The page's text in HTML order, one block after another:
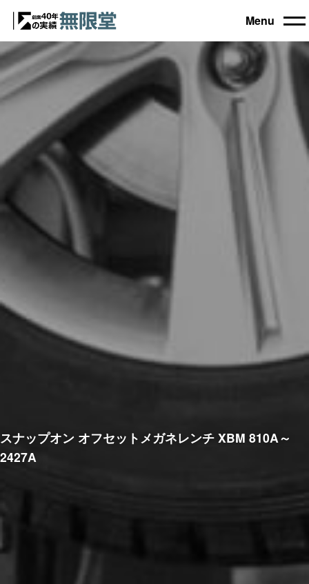
トップ
買取機器一覧
自動車設備機械
工作機械
農業・林業機械
木工機械
コラム
お電話でのご相談もお気軽に
0120-031903
Menu
スナップオン オフセットメガネレンチ XBM 810A～
2427A